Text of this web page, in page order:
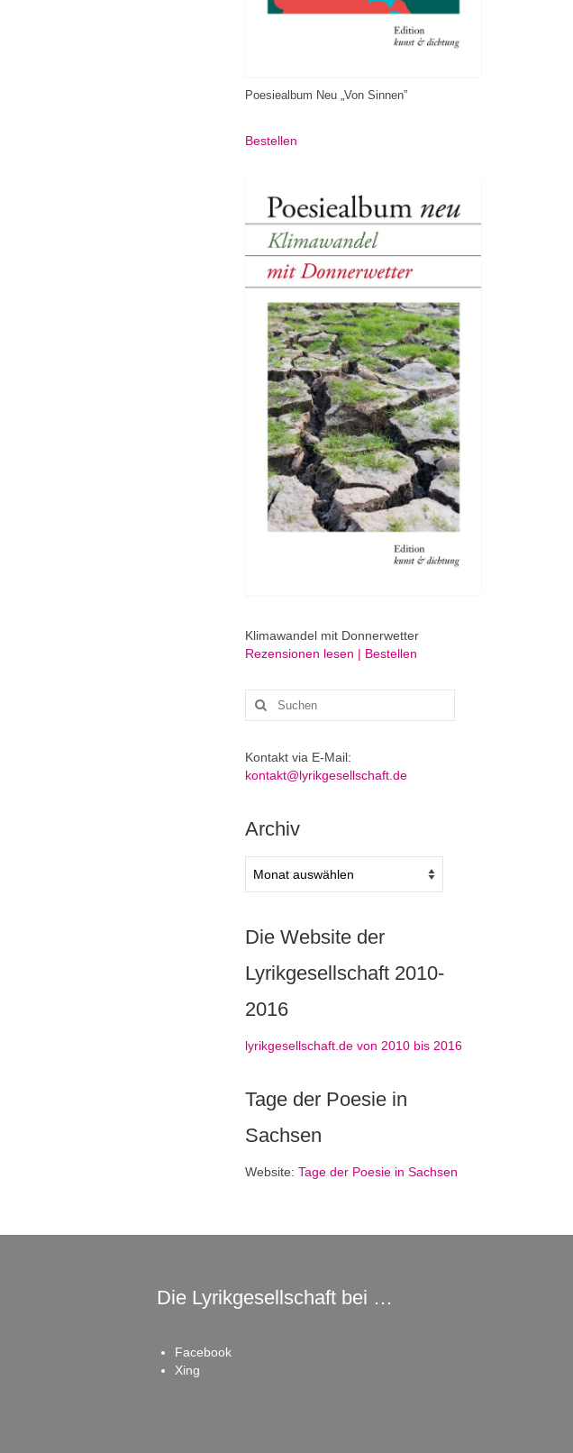
Poesiealbum Neu „Von Sinnen”
Bestellen
Klimawandel mit Donnerwetter
Rezensionen lesen | Bestellen
Suchen
nach:
Kontakt via E-Mail:
kontakt@lyrikgesellschaft.de
Archiv
Die Website der
Lyrikgesellschaft 2010-
2016
lyrikgesellschaft.de von 2010 bis 2016
Tage der Poesie in
Sachsen
Website: Tage der Poesie in Sachsen
Die Lyrikgesellschaft bei …
Facebook
Xing